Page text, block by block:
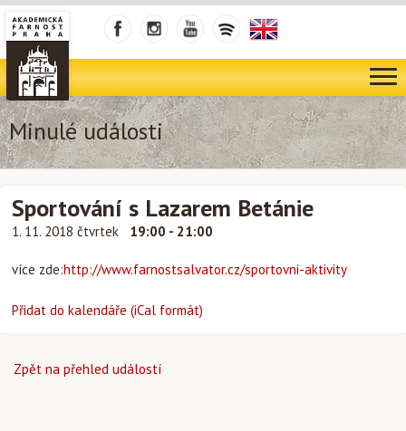
Minulé události
Sportování s Lazarem Betánie
1. 11. 2018 čtvrtek 19:00 - 21:00
více zde:http://www.farnostsalvator.cz/sportovni-aktivity
Přidat do kalendáře (iCal formát)
Zpět na přehled událostí